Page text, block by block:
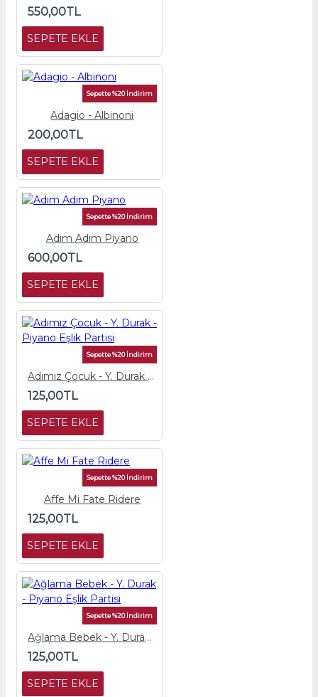
550,00TL
SEPETE EKLE
Sepette %20 İndirim
Adagio - Albinoni
200,00TL
SEPETE EKLE
Sepette %20 İndirim
Adım Adım Piyano
600,00TL
SEPETE EKLE
Sepette %20 İndirim
Adımız Çocuk - Y. Durak - Piyano Eşlik Partisi
125,00TL
SEPETE EKLE
Sepette %20 İndirim
Affe Mi Fate Ridere
125,00TL
SEPETE EKLE
Sepette %20 İndirim
Ağlama Bebek - Y. Durak - Piyano Eşlik Partisi
125,00TL
SEPETE EKLE